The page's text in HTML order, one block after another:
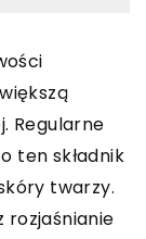
Regularne
ten składnik
twarzy.
rozjaśnianie